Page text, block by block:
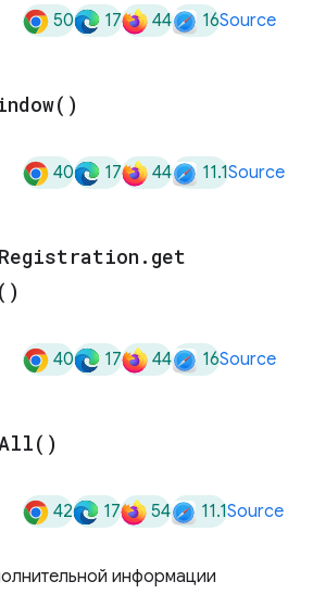
50 17 44 16Source
)
40 17 44 11.1Source
Registration . get
)
40 17 44 16Source
)
42 17 54 11.1Source
информации